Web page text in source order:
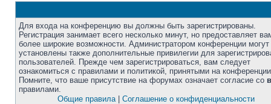
Для входа на конференцию вы должны быть зарегистрированы.
Регистрация занимает всего несколько минут, но предоставляет
более широкие возможности. Администратором конференции
установлены также дополнительные привилегии для
пользователей. Прежде чем зарегистрироваться, вам следует
ознакомиться с правилами и политикой, принятыми на
Помните, что ваше присутствие на форумах означает согласие со
правилами.
Общие правила| Соглашение о конфиденциальности